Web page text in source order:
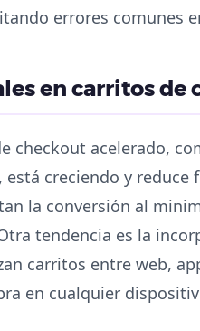
errores comunes
en carritos de
checkout acelerado,
está creciendo y
la conversión al
tendencia es la
carritos entre web,
en cualquier